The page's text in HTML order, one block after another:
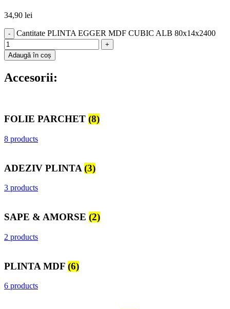
34,90 lei
Cantitate PLINTA EGGER MDF CUBIC ALB 80x14x2400
Adaugă în coș
Accesorii:
FOLIE PARCHET (8)
8 products
ADEZIV PLINTA (3)
3 products
SAPE & AMORSE (2)
2 products
PLINTA MDF (6)
6 products